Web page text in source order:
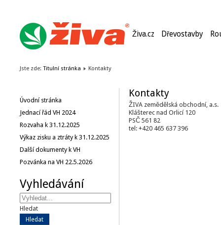
Živa.cz Dřevostavby
Jste zde: Titulní stránka Kontakty
Úvodní stránka
Jednací řád VH 2024
Rozvaha k 31.12.2025
Výkaz zisku a ztráty k 31.12.2025
Další dokumenty k VH
Pozvánka na VH 22.5.2026
Vyhledávání
Hledat
Hledat
Kontakty
ŽIVA zemědělská obchodní, a.s.
Klášterec nad Orlicí 120
PSČ 561 82
tel: +420 465 637 396